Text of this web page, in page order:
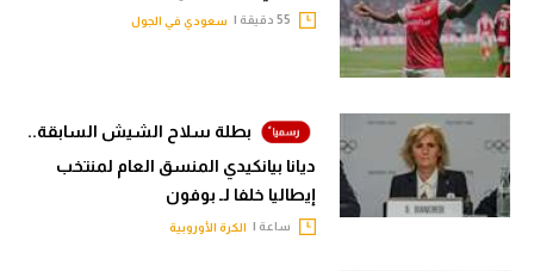
سعودي في الجول
بطلة سلاح الشيش السابقة..
ديانا بيانكيدي المنسق العام لمنتخب
إيطاليا خلفا لـ بوفون
ساعة | الكرة الأوروبية